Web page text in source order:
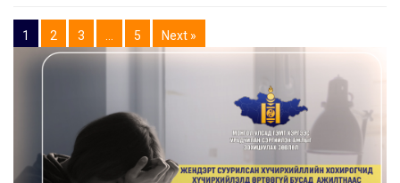
хурал болов. Тус арга хэмжээнд ТУХ
1 2 3 … 5 Next »